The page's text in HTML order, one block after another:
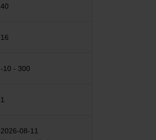
40
16
-10 - 300
1
2026-08-11